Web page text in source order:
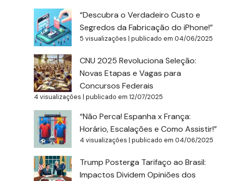
“Descubra o Verdadeiro Custo e
Segredos da Fabricação do iPhone!”
5 visualizações |publicado em 04/06/2025
CNU 2025 Revoluciona Seleção:
Novas Etapas e Vagas para
Concursos Federais
4 visualizações |publicado em 12/07/2025
“Não Perca! Espanha x França:
Horário, Escalações e Como Assistir!”
4 visualizações |publicado em 04/06/2025
Trump Posterga Tarifaço ao Brasil:
Impactos Dividem Opiniões dos